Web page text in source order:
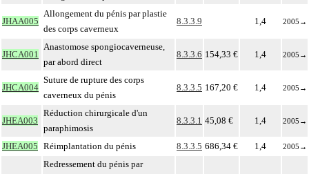
JHAA005
Allongement du pénis par plastie
des corps caverneux
8.3.3.9 1,4 2005 →
JHCA001
Anastomose spongiocaverneuse,
par abord direct
8.3.3.6 154,33 € 1,4 2005 →
JHCA004
Suture de rupture des corps
caverneux du pénis
8.3.3.5 167,20 € 1,4 2005 →
JHEA003
Réduction chirurgicale d'un
paraphimosis
8.3.3.1 45,08 € 1,4 2005 →
JHEA005 Réimplantation du pénis 8.3.3.5 686,34 € 1,4 2005 →
Redressement du pénis par